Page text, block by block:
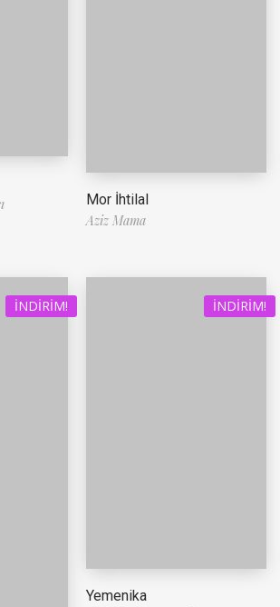
Mor İhtilal
Aziz Mama
İNDIRIM! İNDIRIM!
Yemenika